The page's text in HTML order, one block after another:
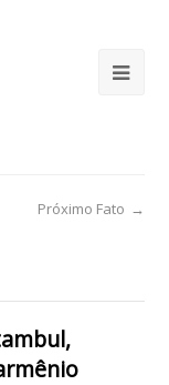
Próximo Fato →